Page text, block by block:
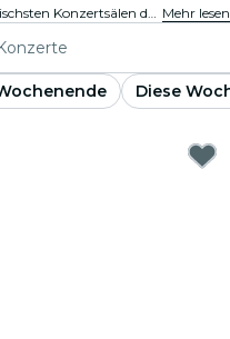
Von intimen Locations bis hin zu den ikonischsten Konzertsälen der Stadt, Adelaide pulsiert mit der Musik und bietet ein vielfältiges Veranstaltungsangebot für jeden Geschmack und Stil. Mehr lesen
Diese